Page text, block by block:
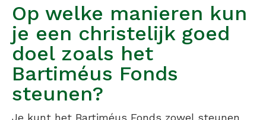
Op welke manieren kun
je een christelijk goed
doel zoals het
Bartiméus Fonds
steunen?
Je kunt het Bartiméus Fonds zowel steunen